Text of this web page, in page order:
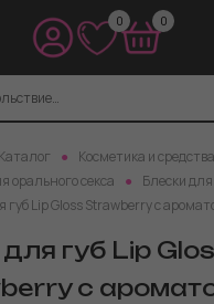
0 0
Каталог
Косметика и
орального секса
Блески
губ Lip Gloss Strawberry с
губ Lip
с